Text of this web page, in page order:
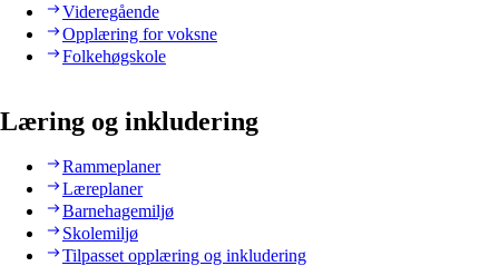
Videregående
Opplæring for voksne
Folkehøgskole
Læring og inkludering
Rammeplaner
Læreplaner
Barnehagemiljø
Skolemiljø
Tilpasset opplæring og inkludering